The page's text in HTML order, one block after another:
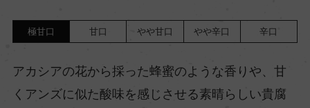
極甘口 甘口 やや甘口 やや辛口 辛口
アカシアの花から採った蜂蜜のような香りや、甘
くアンズに似た酸味を感じさせる素晴らしい貴腐